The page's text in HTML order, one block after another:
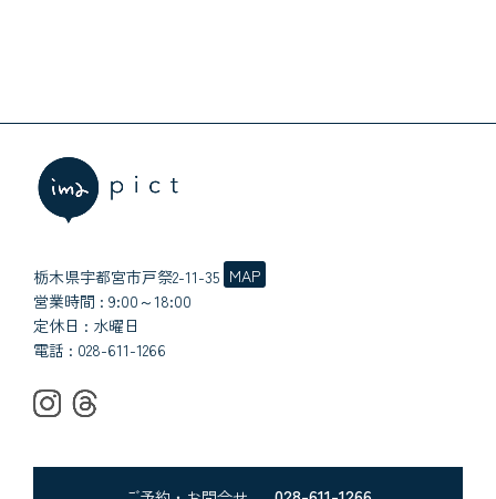
栃木県宇都宮市戸祭2-11-35 MAP
営業時間 : 9:00～18:00
定休日 : 水曜日
電話 : 028-611-1266